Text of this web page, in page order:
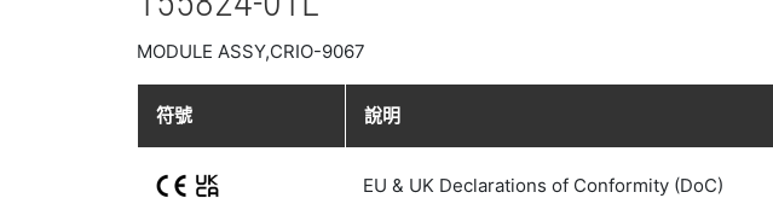
MODULE ASSY,CRIO-9067
符號 說明
EU & UK Declarations of Conformity (DoC)